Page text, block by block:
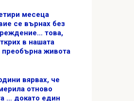
месеца
се върнах без
това,
в нашата
преобърна живота
вярвах, че
отново
… докато един